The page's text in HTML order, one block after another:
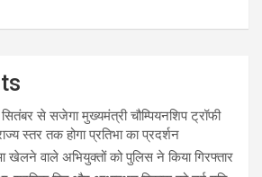
से सजेगा मुख्यमंत्री चौम्पियनशिप ट्रॉफी
स्तर तक होगा प्रतिभा का प्रदर्शन
वाले अभियुक्तों को पुलिस ने किया गिरफ्तार